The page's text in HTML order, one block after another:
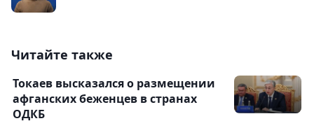
Читайте также
Токаев высказался о размещении
афганских беженцев в странах
ОДКБ